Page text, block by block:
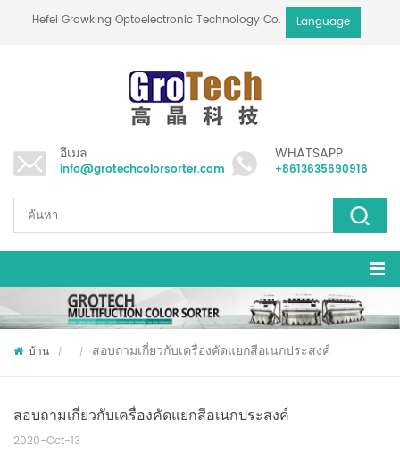
Hefei Growking Optoelectronic Technology Co.,LtdLanguage
อีเมล
info@grotechcolorsorter.com
WHATSAPP
+8613635690916
บ้าน / / สอบถามเกี่ยวกับเครื่องคัดแยกสีอเนกประสงค์
สอบถามเกี่ยวกับเครื่องคัดแยกสีอเนกประสงค์
2020-Oct-13